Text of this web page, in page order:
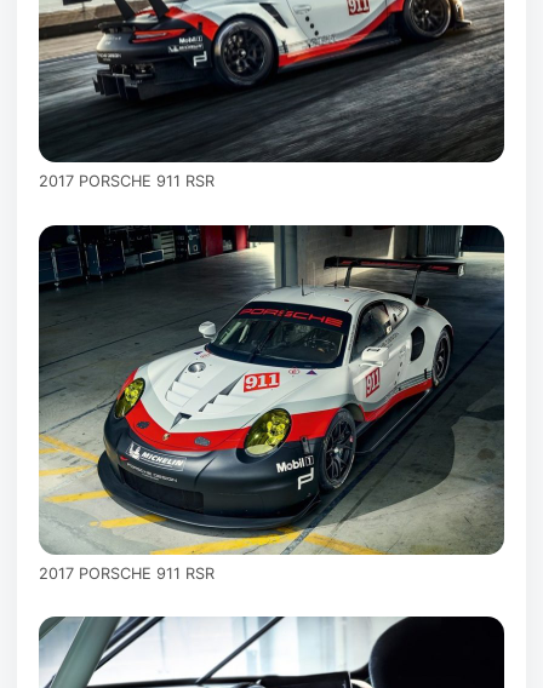
2017 PORSCHE 911 RSR
2017 PORSCHE 911 RSR